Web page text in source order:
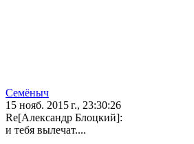
Семёныч
15 нояб. 2015 г., 23:30:26
Re[Александр Блоцкий]:
и тебя вылечат....